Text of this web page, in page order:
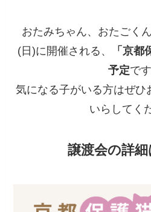
おたみちゃん、おたごく
(日)に開催される、
「京
予定です
気になる子がいる方はぜひ
いらしてく
譲渡会の詳細